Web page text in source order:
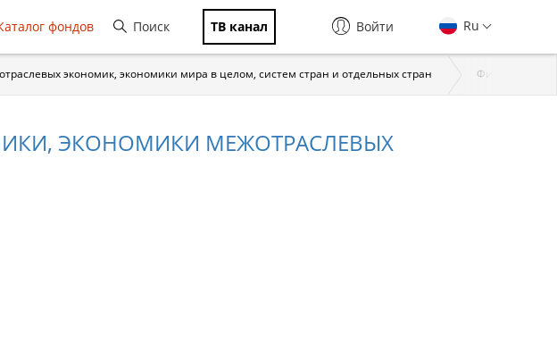
фондов Поиск ТВ канал Ru
Войти
экономик, экономики мира в целом, систем стран и отдельных стран Финансы
ЭКОНОМИКИ МЕЖОТРАСЛЕВЫХ